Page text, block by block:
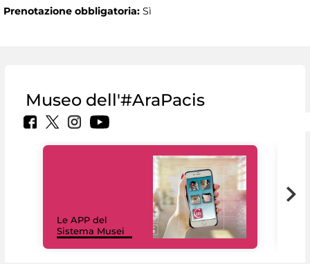
Prenotazione obbligatoria: Sì
Museo dell'#AraPacis
Le APP del
Sistema Musei